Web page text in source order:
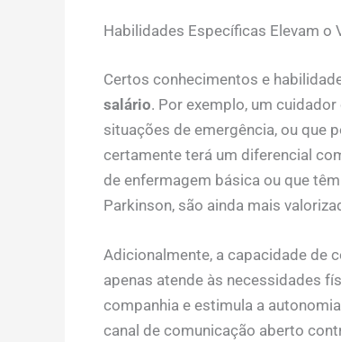
Habilidades Específicas Elevam o
Certos conhecimentos e
salário. Por exemplo, um
situações de emergência, ou que
certamente terá um diferencial
de enfermagem básica ou que
Parkinson, são ainda mais
Adicionalmente, a capacidade de
apenas atende às necessidades
companhia e estimula a
canal de comunicação aberto